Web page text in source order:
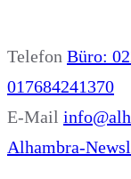
Telefon Büro:
017684241370
E-Mail
Alhambra-